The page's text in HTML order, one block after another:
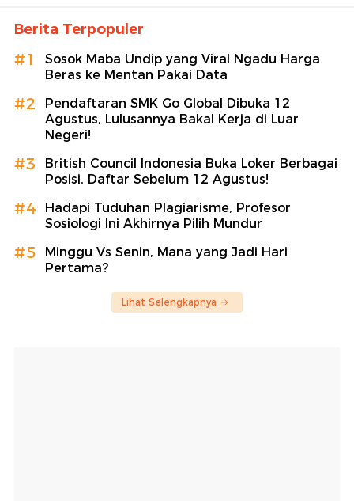
Berita Terpopuler
#1
Sosok Maba Undip yang Viral Ngadu Harga
Beras ke Mentan Pakai Data
#2
Pendaftaran SMK Go Global Dibuka 12
Agustus, Lulusannya Bakal Kerja di Luar
Negeri!
#3
British Council Indonesia Buka Loker Berbagai
Posisi, Daftar Sebelum 12 Agustus!
#4
Hadapi Tuduhan Plagiarisme, Profesor
Sosiologi Ini Akhirnya Pilih Mundur
#5
Minggu Vs Senin, Mana yang Jadi Hari
Pertama?
Lihat Selengkapnya